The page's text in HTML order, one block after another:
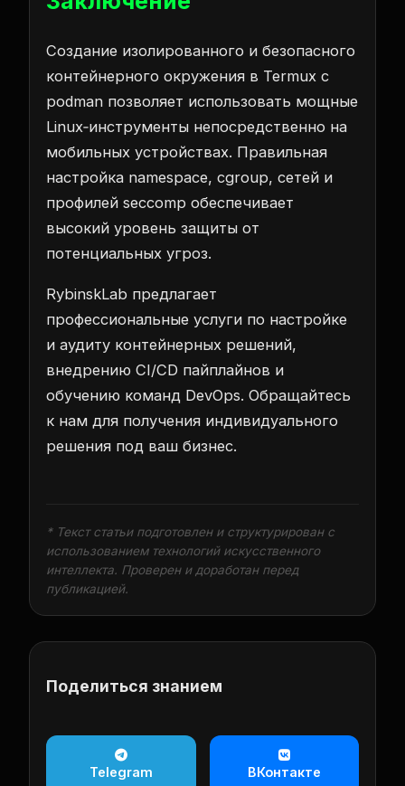
Создание изолированного и безопасного
контейнерного окружения в Termux с
podman позволяет использовать мощные
Linux‑инструменты непосредственно на
мобильных устройствах. Правильная
настройка namespace, cgroup, сетей и
профилей seccomp обеспечивает
высокий уровень защиты от
потенциальных угроз.
RybinskLab предлагает
профессиональные услуги по настройке
и аудиту контейнерных решений,
внедрению CI/CD пайплайнов и
обучению команд DevOps. Обращайтесь
к нам для получения индивидуального
решения под ваш бизнес.
* Текст статьи подготовлен и структурирован с
использованием технологий искусственного
интеллекта. Проверен и доработан перед
публикацией.
Поделиться знанием
Telegram ВКонтакте